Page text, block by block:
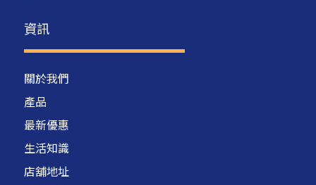
資訊
關於我們
產品
最新優惠
生活知識
店舖地址